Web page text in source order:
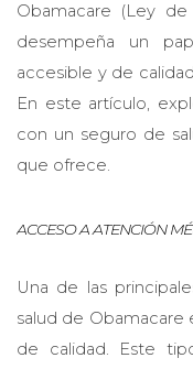
Obamacare (Ley
desempeña un
accesible y de
En este artículo,
con un seguro de
que ofrece.
ACCESO A ATENCIÓN
Una de las
salud de Obamacare
de calidad. Este